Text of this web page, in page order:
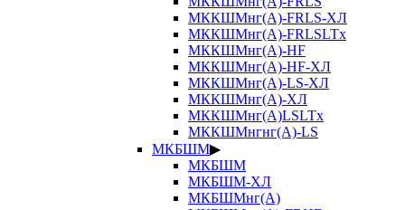
МККШМнг(А)-FRLS-ХЛ
МККШМнг(А)-FRLSLTx
МККШМнг(А)-HF
МККШМнг(А)-HF-ХЛ
МККШМнг(А)-LS-ХЛ
МККШМнг(А)-ХЛ
МККШМнг(А)LSLTx
МККШМнгнг(А)-LS
МКБШМ▶
МКБШМ
МКБШМ-ХЛ
МКБШМнг(А)